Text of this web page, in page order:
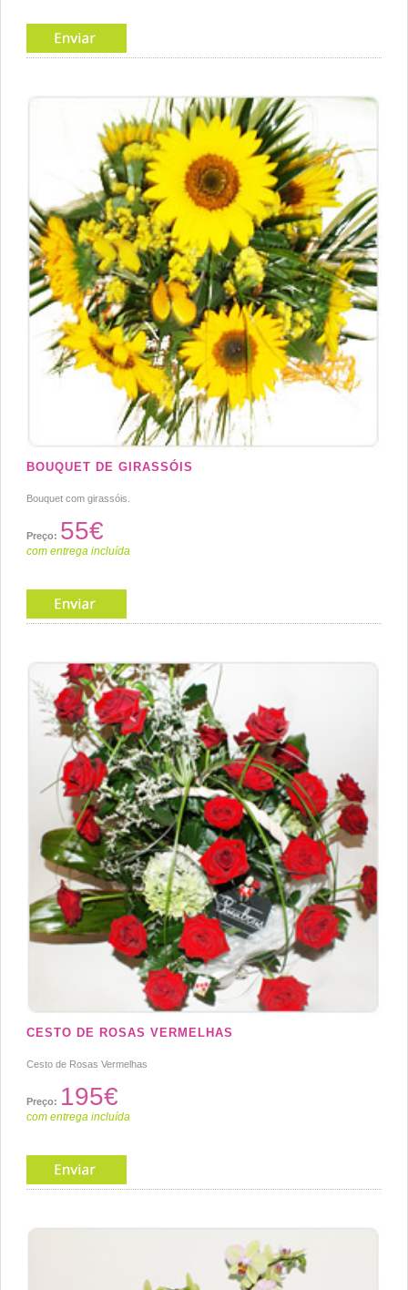
BOUQUET DE GIRASSÓIS
Bouquet com girassóis.
Preço: 55€
com entrega incluída
CESTO DE ROSAS VERMELHAS
Cesto de Rosas Vermelhas
Preço: 195€
com entrega incluída